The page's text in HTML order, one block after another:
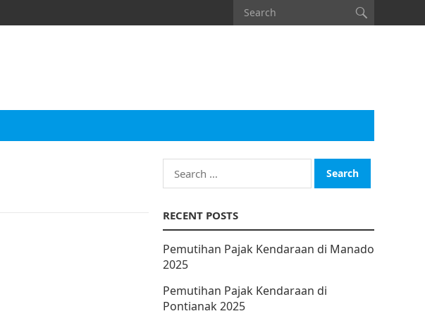
Search
for:
RECENT POSTS
Pemutihan Pajak Kendaraan di Manado
2025
Pemutihan Pajak Kendaraan di
Pontianak 2025